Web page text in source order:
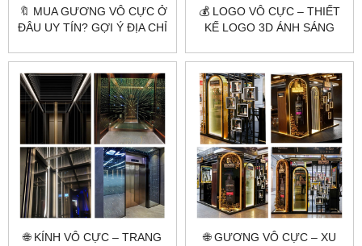
🔖 MUA GƯƠNG VÔ CỰC Ở
ĐÂU UY TÍN? GỢI Ý ĐỊA CHỈ
GỐC
💰 LOGO VÔ CỰC – THIẾT
KẾ LOGO 3D ÁNH SÁNG
NHÌN
🌐 KÍNH VÔ CỰC – TRANG
🌐 GƯƠNG VÔ CỰC – XU